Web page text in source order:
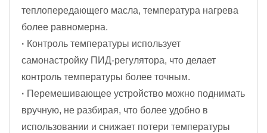
теплопередающего масла, температура нагрева
более равномерна.
· Контроль температуры использует
самонастройку ПИД-регулятора, что делает
контроль температуры более точным.
· Перемешивающее устройство можно поднимать
вручную, не разбирая, что более удобно в
использовании и снижает потери температуры